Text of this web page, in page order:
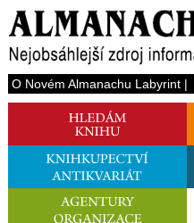
O Novém Almanachu Labyrint|